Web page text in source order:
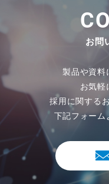
CO
お問
製品や資料
お気軽
採用に関する
下記フォーム